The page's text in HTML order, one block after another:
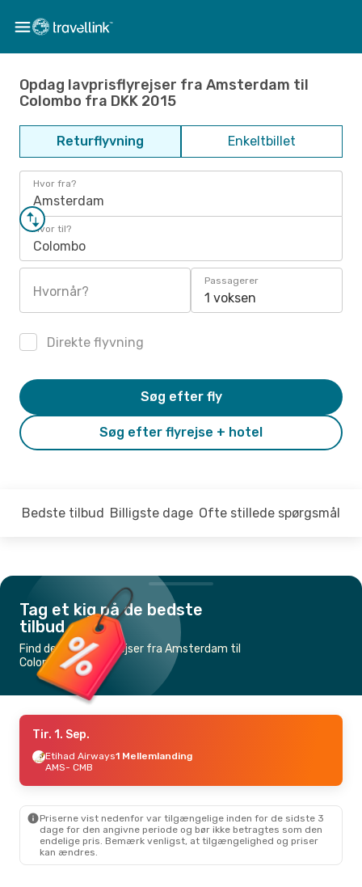
Opdag lavprisflyrejser fra Amsterdam til
Colombo fra DKK 2015
Returflyvning Enkeltbillet
Hvor fra?
Amsterdam
Hvor til?
Colombo
Hvornår?
Passagerer
1 voksen
Direkte flyvning
Søg efter flyrejse + hotel
Søg efter fly
Bedste tilbud Billigste dage Ofte stillede spørgsmål
Tag et kig på de bedste
tilbud
Find de billigste flyrejser fra Amsterdam til
Colombo
Tir. 1. Sep.
Etihad Airways1 Mellemlanding
AMS- CMB
Priserne vist nedenfor var tilgængelige inden for de sidste 3
dage for den angivne periode og bør ikke betragtes som den
endelige pris. Bemærk venligst, at tilgængelighed og priser
kan ændres.